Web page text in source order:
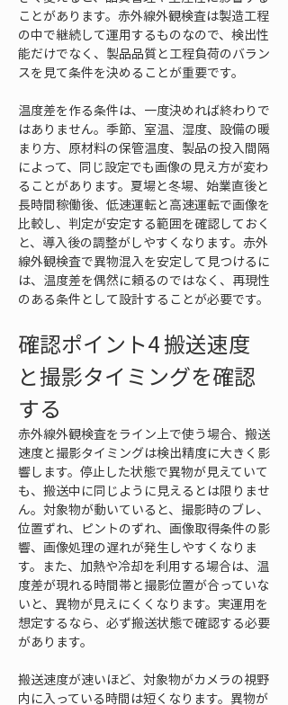
ことがあります。赤外線外観検査は製造工程
の中で継続して運用するものなので、検出性
能だけでなく、製品品質と工程負荷のバラン
スを見て条件を決めることが重要です。
温度差を作る条件は、一度決めれば終わりで
はありません。季節、室温、湿度、設備の暖
まり方、原材料の保管温度、製品の投入間隔
によって、同じ設定でも画像の見え方が変わ
ることがあります。夏場と冬場、始業直後と
長時間稼働後、低速運転と高速運転で画像を
比較し、判定が安定する範囲を確認しておく
と、導入後の調整がしやすくなります。赤外
線外観検査で異物混入を安定して見つけるに
は、温度差を偶然に頼るのではなく、再現性
のある条件として設計することが必要です。
確認ポイント4 搬送速度
と撮影タイミングを確認
する
赤外線外観検査をライン上で使う場合、搬送
速度と撮影タイミングは検出精度に大きく影
響します。停止した状態で異物が見えていて
も、搬送中に同じように見えるとは限りませ
ん。対象物が動いていると、撮影時のブレ、
位置ずれ、ピントのずれ、画像取得条件の影
響、画像処理の遅れが発生しやすくなりま
す。また、加熱や冷却を利用する場合は、温
度差が現れる時間帯と撮影位置が合っていな
いと、異物が見えにくくなります。実運用を
想定するなら、必ず搬送状態で確認する必要
があります。
搬送速度が速いほど、対象物がカメラの視野
内に入っている時間は短くなります。異物が